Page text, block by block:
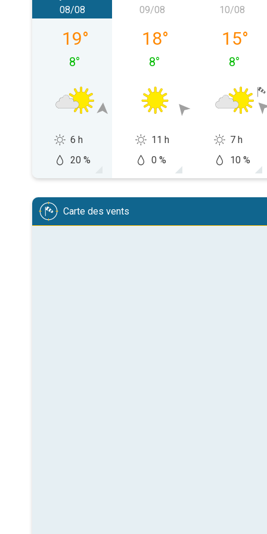
samedi 08/08
08/08
19°
8°
6 h
20 %
dimanche 09/08
09/08
18°
8°
11 h
0 %
lundi 10/
10/08
15°
8°
7 h
10 %
Carte des vents